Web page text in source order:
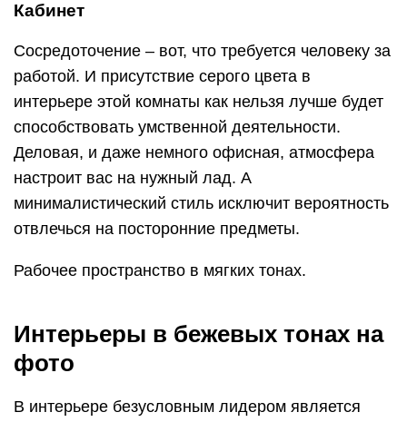
Кабинет
Сосредоточение – вот, что требуется человеку за
работой. И присутствие серого цвета в
интерьере этой комнаты как нельзя лучше будет
способствовать умственной деятельности.
Деловая, и даже немного офисная, атмосфера
настроит вас на нужный лад. А
минималистический стиль исключит вероятность
отвлечься на посторонние предметы.
Рабочее пространство в мягких тонах.
Интерьеры в бежевых тонах на
фото
В интерьере безусловным лидером является